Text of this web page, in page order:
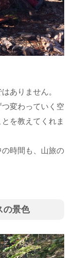
ありません。
変わっていく空
を教えてくれま
時間も、山旅の
の景色